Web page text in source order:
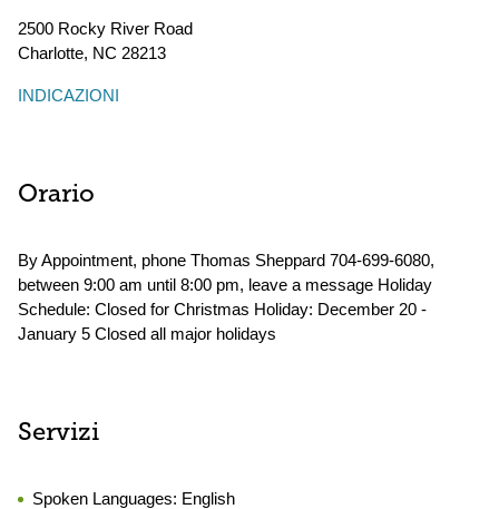
2500 Rocky River Road
Charlotte, NC 28213
INDICAZIONI
Orario
By Appointment, phone Thomas Sheppard 704-699-6080,
between 9:00 am until 8:00 pm, leave a message Holiday
Schedule: Closed for Christmas Holiday: December 20 -
January 5 Closed all major holidays
Servizi
Spoken Languages: English